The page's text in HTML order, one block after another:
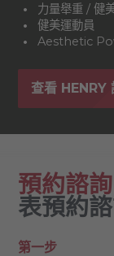
力量舉重 / 健
健美運動員
Aesthetic
查看 HENRY
預約諮詢
表預約諮
第一步